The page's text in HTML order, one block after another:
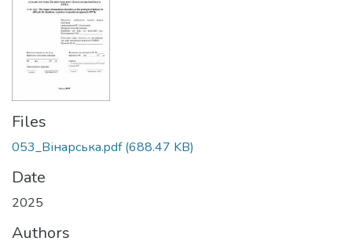
Files
053_Вінарська.pdf(688.47 KB)
Date
2025
Authors